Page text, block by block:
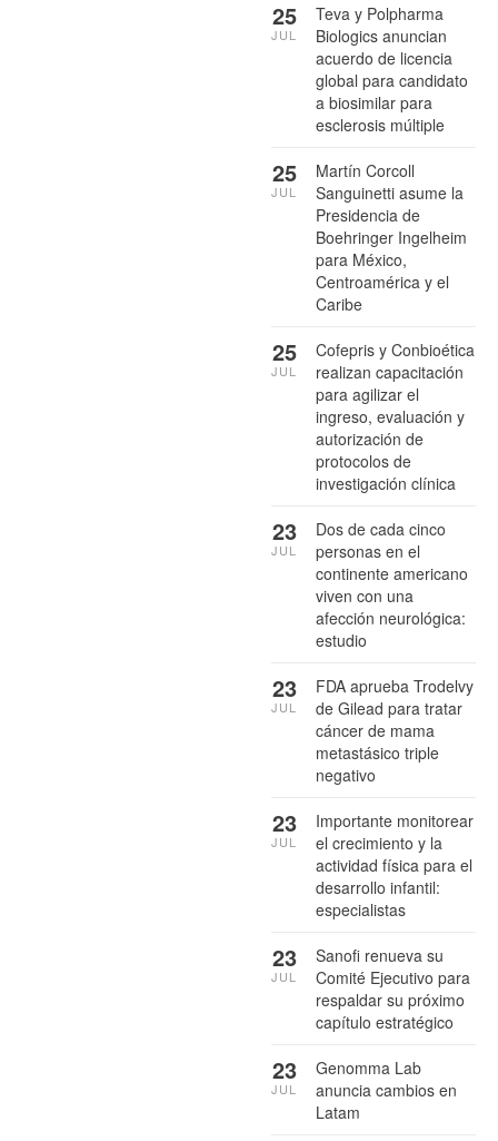
Teva y Polpharma
Biologics anuncian
acuerdo de licencia
global para candidato
a biosimilar para
esclerosis múltiple
25
JUL
Martín Corcoll
Sanguinetti asume la
Presidencia de
Boehringer Ingelheim
para México,
Centroamérica y el
Caribe
25
JUL
Cofepris y Conbioética
realizan capacitación
para agilizar el
ingreso, evaluación y
autorización de
protocolos de
investigación clínica
25
JUL
Dos de cada cinco
personas en el
continente americano
viven con una
afección neurológica:
estudio
23
JUL
FDA aprueba Trodelvy
de Gilead para tratar
cáncer de mama
metastásico triple
negativo
23
JUL
Importante monitorear
el crecimiento y la
actividad física para el
desarrollo infantil:
especialistas
23
JUL
Sanofi renueva su
Comité Ejecutivo para
respaldar su próximo
capítulo estratégico
23
JUL
Genomma Lab
anuncia cambios en
Latam
23
JUL